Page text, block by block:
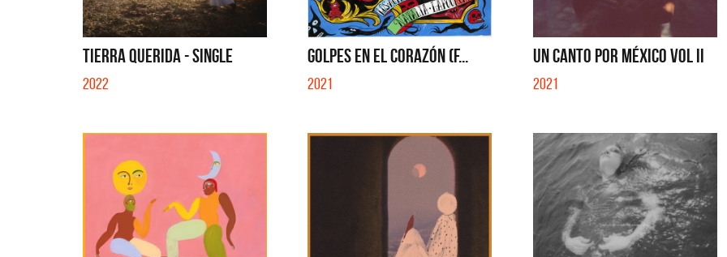
TIERRA QUERIDA - SINGLE
2022
GOLPES EN EL CORAZÓN (F...
2021
UN CANTO POR MÉXICO VOL II
2021